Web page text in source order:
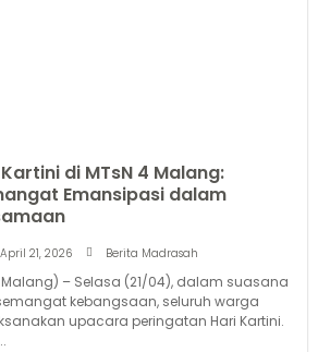
di MTsN 4 Malang:
Emansipasi dalam
April 21, 2026 Berita Madrasah
Malang) – Selasa (21/04), dalam suasana
kebangsaan, seluruh warga
upacara peringatan Hari Kartini.